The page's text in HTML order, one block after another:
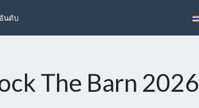
นดับ
The Barn 2026